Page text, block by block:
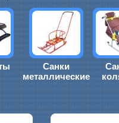
Санки
металлические